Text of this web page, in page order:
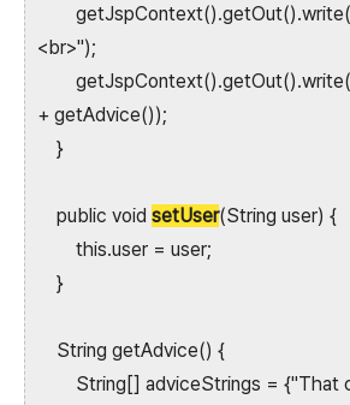
<br>");
+ getAdvice());
}
public void setUser(String user) {
this.user = user;
}
String getAdvice() {
String[] adviceStrings = {"That